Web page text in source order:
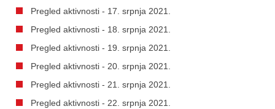
Pregled aktivnosti - 17. srpnja 2021.
Pregled aktivnosti - 18. srpnja 2021.
Pregled aktivnosti - 19. srpnja 2021.
Pregled aktivnosti - 20. srpnja 2021.
Pregled aktivnosti - 21. srpnja 2021.
Pregled aktivnosti - 22. srpnja 2021.